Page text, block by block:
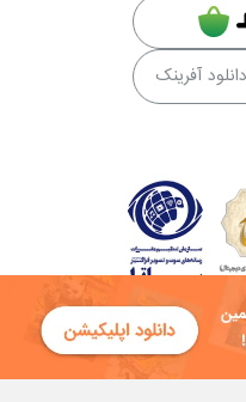
آفرینک
هفت آسمان توکان تعلق دارد و